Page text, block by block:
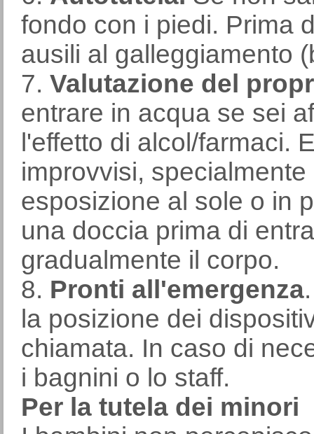
fondo con i piedi. Prima
ausili al galleggiamento
7. Valutazione del
entrare in acqua se sei
l'effetto di alcol/farmaci.
improvvisi,
esposizione al sole o in
una doccia prima di
gradualmente il corpo.
8. Pronti all'emergenza
la posizione dei
chiamata. In caso di
i bagnini o lo staff.
Per la tutela dei minori